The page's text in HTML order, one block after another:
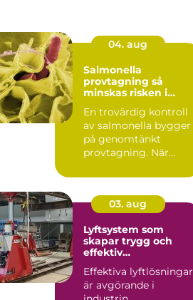
04. aug
Salmonella
provtagning så
minskas risken i
En trovärdig kontroll
av salmonella bygger
på genomtänkt
provtagning. När
i...
03. aug
Lyftsystem som
skapar trygg och
effektiv
Effektiva lyftlösningar
är avgörande i